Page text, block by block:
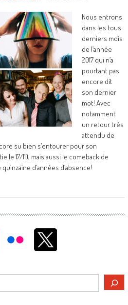
Nous entrons
dans les tous
derniers mois
de l’année
2017 qui n’a
pourtant pas
encore dit
son dernier
mot! Avec
notamment
un retour très
attendu de
su bien s’entourer pour son
le 17/11), mais aussi le comeback de
d’années d’absence!